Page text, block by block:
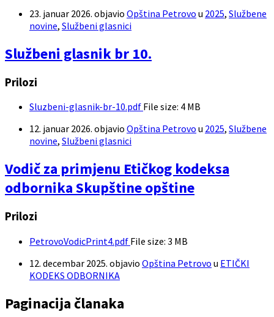
23. januar 2026. objavio Opština Petrovo u 2025, Službene
novine, Službeni glasnici
Službeni glasnik br 10.
Prilozi
Sluzbeni-glasnik-br-10.pdf File size: 4 MB
12. januar 2026. objavio Opština Petrovo u 2025, Službene
novine, Službeni glasnici
Vodič za primjenu Etičkog kodeksa
odbornika Skupštine opštine
Prilozi
PetrovoVodicPrint4.pdf File size: 3 MB
12. decembar 2025. objavio Opština Petrovo u ETIČKI
KODEKS ODBORNIKA
Paginacija članaka